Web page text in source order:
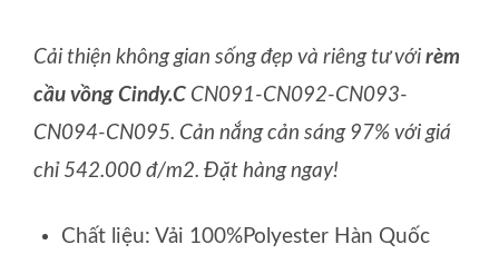
Cải thiện không gian sống đẹp và riêng tư với rèm
cầu vồng Cindy.C CN091-CN092-CN093-
CN094-CN095. Cản nắng cản sáng 97% với giá
chỉ 542.000 đ/m2. Đặt hàng ngay!
Chất liệu: Vải 100%Polyester Hàn Quốc